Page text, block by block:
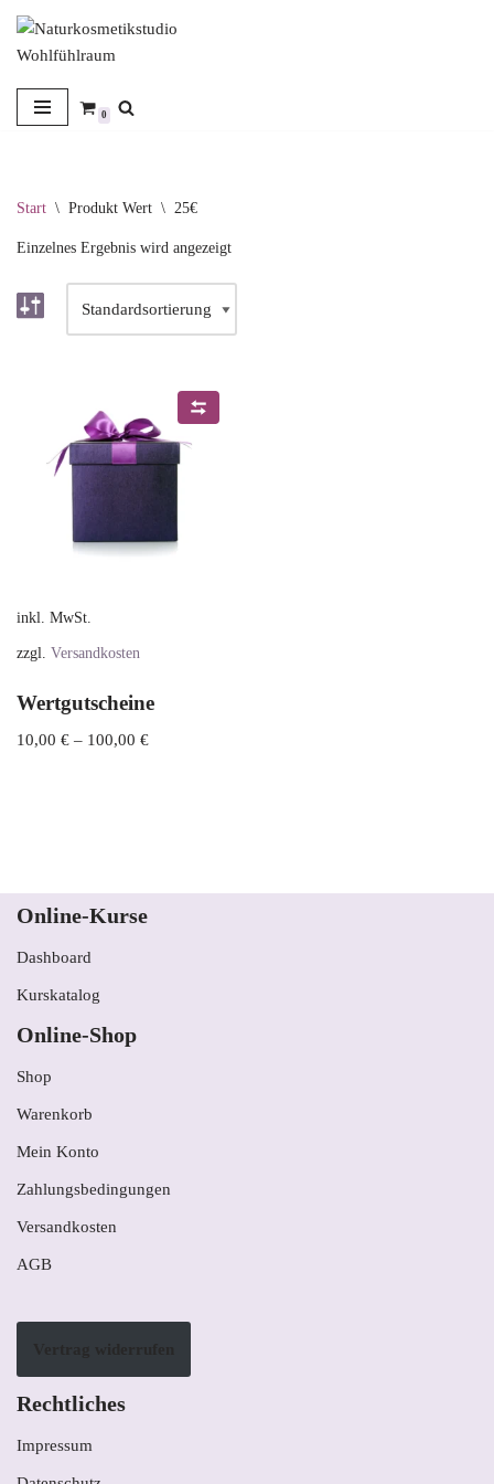
Zum
Inhalt
springen
0
Start \ Produkt Wert \ 25€
Einzelnes Ergebnis wird angezeigt
inkl. MwSt.
zzgl. Versandkosten
Wertgutscheine
10,00 € – 100,00 €
Online-Kurse
Dashboard
Kurskatalog
Online-Shop
Shop
Warenkorb
Mein Konto
Zahlungsbedingungen
Versandkosten
AGB
Rechtliches
Impressum